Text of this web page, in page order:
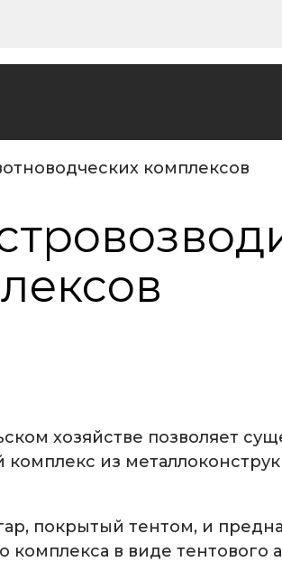
комплексов
хозяйстве позволяет
из
покрытый тентом, и
в виде тентового